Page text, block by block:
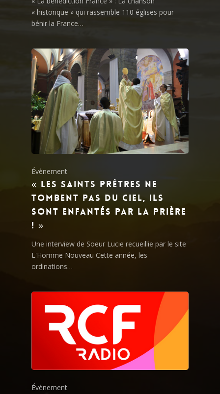
« historique » qui rassemble 110 églises pour
bénir la France…
Évènement
« Les saints prêtres ne
tombent pas du ciel, ils
sont enfantés par la prière
! »
Une interview de Soeur Lucie recueillie par le site
L'Homme Nouveau Cette année, les
ordinations…
Évènement